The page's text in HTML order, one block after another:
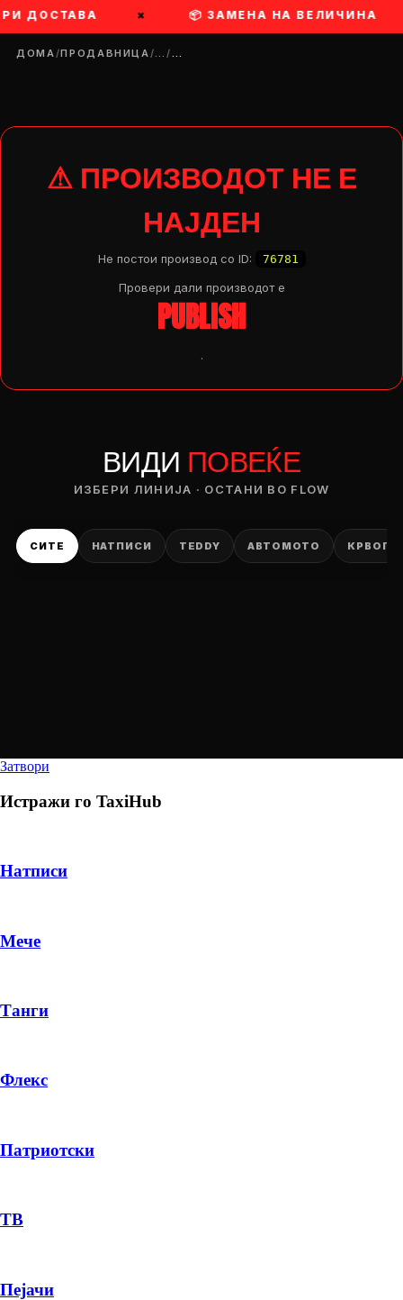
ДОСТАВА × 📦 ЗАМЕНА НА ВЕЛИЧИНА
ДОМА/ПРОДАВНИЦА/…/…
⚠ ПРОИЗВОДОТ НЕ Е
НАЈДЕН
Не постои производ со ID: 76781
Провери дали производот e
PUBLISH
.
ВИДИ ПОВЕЌЕ
ИЗБЕРИ ЛИНИЈА · ОСТАНИ ВО FLOW
СИТЕ НАТПИСИ TEDDY АВТОМОТО
PRODUCT
ПЛАТИ ПРИ ДОСТАВА ВО КЕШ
Затвори
Истражи го TaxiHub
Натписи
Мече
Танги
Флекс
Патриотски
ТВ
Пејачи